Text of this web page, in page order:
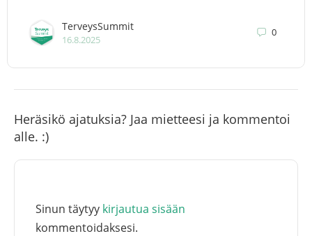
TerveysSummit
16.8.2025
0
Heräsikö ajatuksia? Jaa mietteesi ja kommentoi
alle. :)
Sinun täytyy kirjautua sisään
kommentoidaksesi.